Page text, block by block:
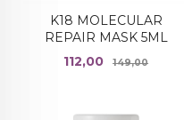
K18 MOLECULAR
REPAIR MASK 5ML
Tilbud
112,00 149,00Rabatt